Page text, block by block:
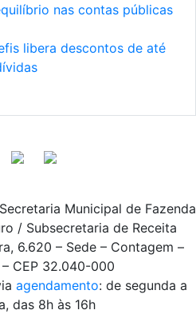
nas contas públicas
libera descontos de até
Municipal de Fazenda
/ Subsecretaria de Receita
6.620 – Sede – Contagem –
CEP 32.040-000
agendamento: de segunda a
das 8h às 16h